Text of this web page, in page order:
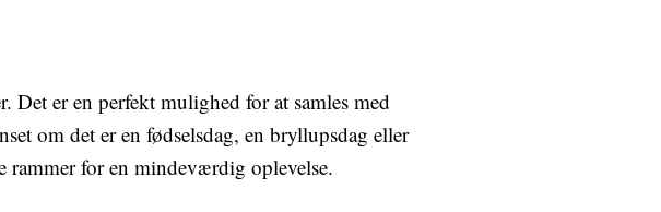
er en perfekt mulighed for at samles med
om det er en fødselsdag, en bryllupsdag eller
rammer for en mindeværdig oplevelse.